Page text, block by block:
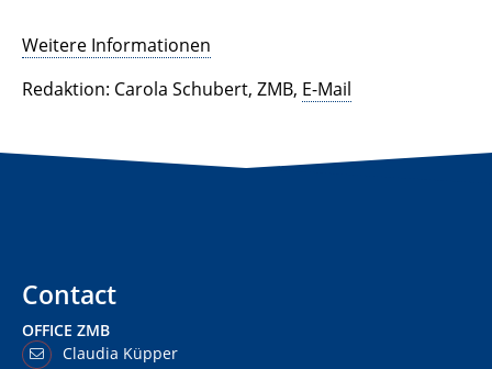
Weitere Informationen
Redaktion: Carola Schubert, ZMB, E-Mail
Contact
OFFICE ZMB
Claudia Küpper